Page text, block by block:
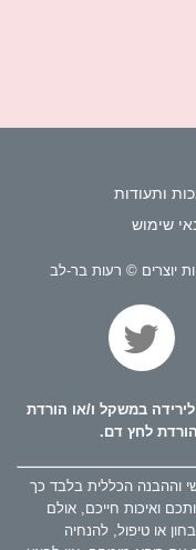
ותעודות
שימוש
במשקל ו/או הורדת
הורדת לחץ דם.
וההבנה הכללית בלבד כך
ואיכות חייכם, אולם
או טיפול, להנחיה